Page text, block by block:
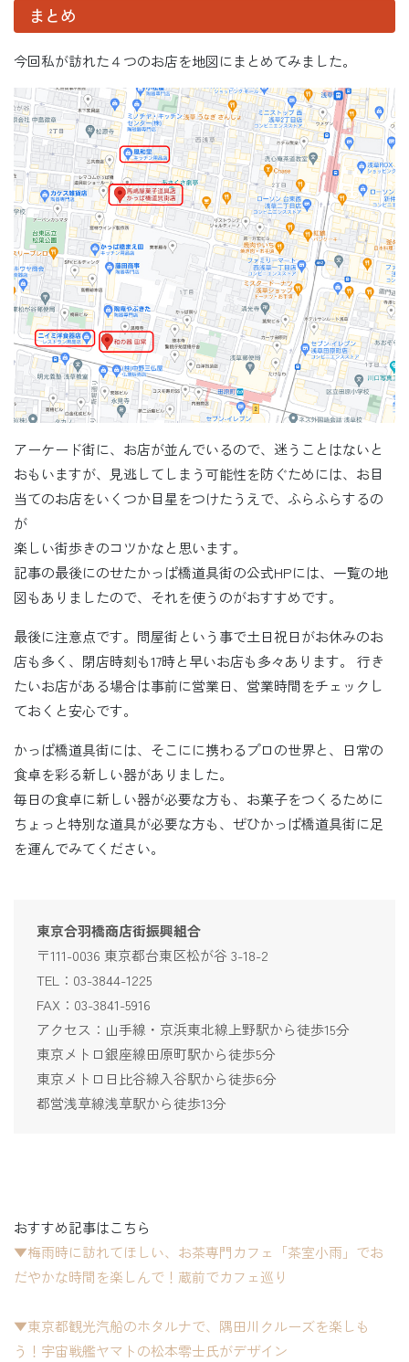
まとめ
今回私が訪れた４つのお店を地図にまとめてみました。
アーケード街に、お店が並んでいるので、迷うことはないと
おもいますが、見逃してしまう可能性を防ぐためには、お目
当てのお店をいくつか目星をつけたうえで、ふらふらするの
が
楽しい街歩きのコツかなと思います。
記事の最後にのせたかっぱ橋道具街の公式HPには、一覧の地
図もありましたので、それを使うのがおすすめです。
最後に注意点です。問屋街という事で土日祝日がお休みのお
店も多く、閉店時刻も17時と早いお店も多々あります。 行き
たいお店がある場合は事前に営業日、営業時間をチェックし
ておくと安心です。
かっぱ橋道具街には、そこにに携わるプロの世界と、日常の
食卓を彩る新しい器がありました。
毎日の食卓に新しい器が必要な方も、お菓子をつくるために
ちょっと特別な道具が必要な方も、ぜひかっぱ橋道具街に足
を運んでみてください。
東京合羽橋商店街振興組合
〒111-0036 東京都台東区松が谷 3-18-2
TEL：03-3844-1225
FAX：03-3841-5916
アクセス：山手線・京浜東北線上野駅から徒歩15分
東京メトロ銀座線田原町駅から徒歩5分
東京メトロ日比谷線入谷駅から徒歩6分
都営浅草線浅草駅から徒歩13分
おすすめ記事はこちら
▼梅雨時に訪れてほしい、お茶専門カフェ「茶室小雨」でお
だやかな時間を楽しんで！蔵前でカフェ巡り
▼東京都観光汽船のホタルナで、隅田川クルーズを楽しも
う！宇宙戦艦ヤマトの松本零士氏がデザイン